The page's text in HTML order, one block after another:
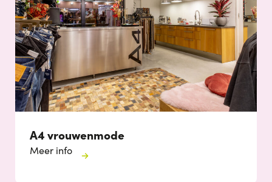
A4 vrouwenmode
Meer info